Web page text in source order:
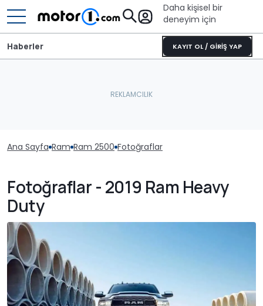
Daha kişisel bir
deneyim için
KAYIT OL / GİRİŞ YAP
Haberler
Ana Sayfa Ram Ram 2500 Fotoğraflar
Fotoğraflar - 2019 Ram Heavy
Duty